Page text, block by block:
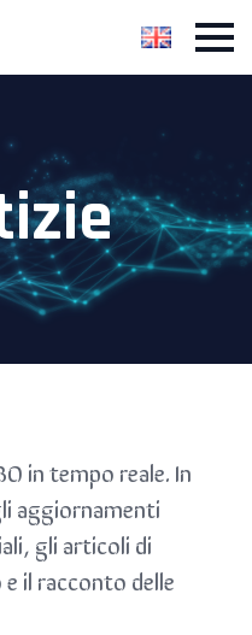
in tempo reale. In
aggiornamenti
gli articoli di
il racconto delle